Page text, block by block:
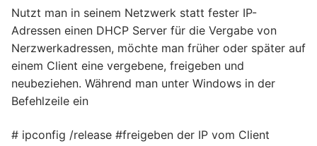
Nutzt man in seinem Netzwerk statt fester IP-
Adressen einen DHCP Server für die Vergabe von
Nerzwerkadressen, möchte man früher oder später auf
einem Client eine vergebene, freigeben und
neubeziehen. Während man unter Windows in der
Befehlzeile ein
# ipconfig /release #freigeben der IP vom Client